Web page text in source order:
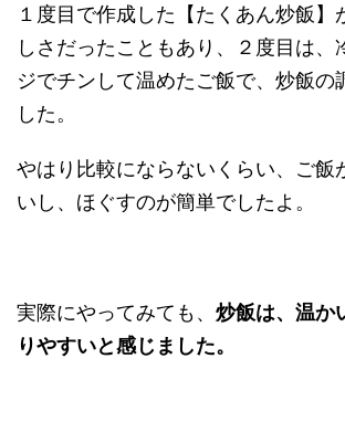
１度目で作成した【たくあん炒飯】
しさだったこともあり、２度目は、
ジでチンして温めたご飯で、炒飯の
した。
やはり比較にならないくらい、ご飯
いし、ほぐすのが簡単でしたよ。
実際にやってみても、 炒飯は、温か
りやすいと感じました。